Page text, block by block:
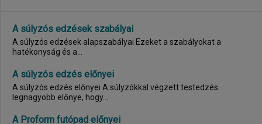
A súlyzós edzések szabályai
A súlyzós edzések alapszabályai Ezeket a szabályokat a
hatékonyság és a...
A súlyzós edzés előnyei
A súlyzós edzés előnyei A súlyzókkal végzett testedzés
legnagyobb előnye, hogy...
A Proform futópad előnyei